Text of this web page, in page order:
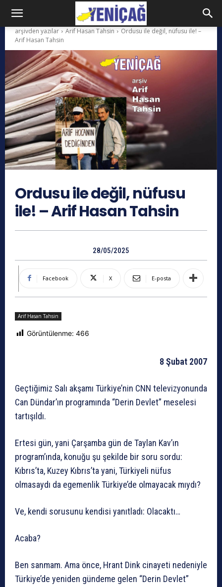
arşivden yazılar Arif Hasan Tahsin
Ordusu ile değil, nüfusu ile! –
Arif Hasan Tahsin
Ordusu ile değil, nüfusu
ile! – Arif Hasan Tahsin
28/05/2025
Facebook X E-posta
Arif Hasan Tahsin
Görüntülenme: 466
8 Şubat 2007
Geçtiğimiz Salı akşamı Türkiye’nin CNN televizyonunda
Can Dündar’ın programında “Derin Devlet” meselesi
tartışıldı.
Ertesi gün, yani Çarşamba gün de Taylan Kav’ın
program’ında, konuğu şu şekilde bir soru sordu:
Kıbrıs’ta, Kuzey Kıbrıs’ta yani, Türkiyeli nüfus
olmasaydı da egemenlik Türkiye’de olmayacak mıydı?
Ve, kendi sorusunu kendisi yanıtladı: Olacaktı…
Acaba?
Ben sanmam. Ama önce, Hrant Dink cinayeti nedeniyle
Türkiye’de yeniden gündeme gelen “Derin Devlet”